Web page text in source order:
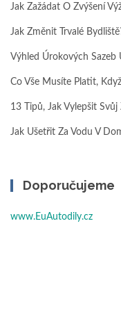
Jak Zažádat O Zvýšení
Jak Změnit Trvalé
Výhled Úrokových
Co Vše Musíte Platit,
13 Tipů, Jak Vylepšit
Jak Ušetřit Za Vodu V
Doporučujeme
www.EuAutodily.cz